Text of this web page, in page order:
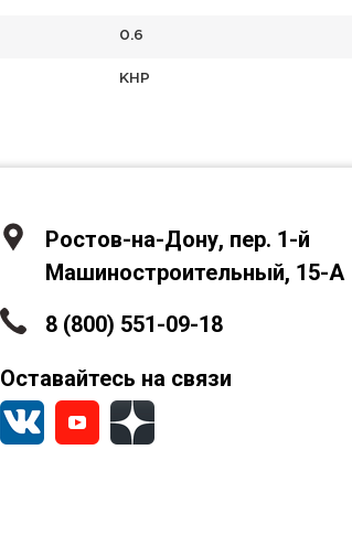
0.6
КНР
Ростов-на-Дону, пер. 1-й
Машиностроительный, 15-А
8 (800) 551-09-18
Оставайтесь на связи